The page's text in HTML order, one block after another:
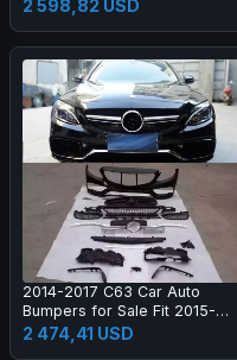
2 598,82 USD
2014-2017 C63 Car Auto
Bumpers for Sale Fit 2015-
2017 New C Class W205 C180
C200l C260l
2 474,41 USD